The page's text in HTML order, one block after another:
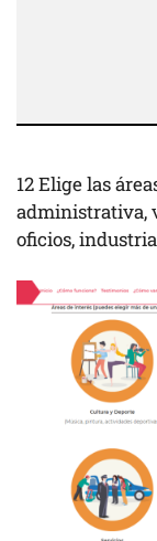
12 Elige las
administrativa,
oficios,